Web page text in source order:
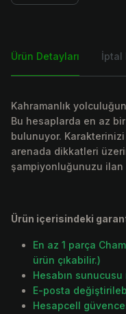
Ürün Detayları İptal
Kahramanlık
Bu hesaplarda en az
bulunuyor.
arenada dikkatleri
şampiyonluğunuzu ilan
Ürün içerisindeki
En az 1 parça
ürün çıkabilir.)
Hesabın
E-posta
Hesapcell